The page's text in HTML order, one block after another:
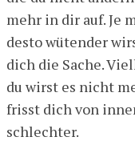
mehr in dir auf. Je
desto wütender
dich die Sache.
du wirst es nicht
frisst dich von
schlechter.